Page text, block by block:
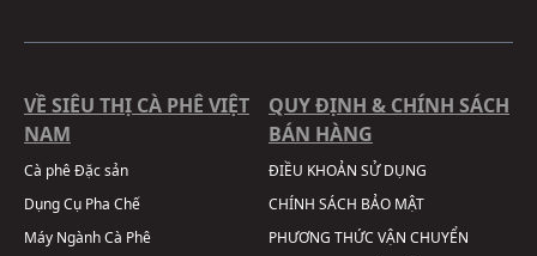
VỀ SIÊU THỊ CÀ PHÊ VIỆT
NAM
Cà phê Đặc sản
Dụng Cụ Pha Chế
Máy Ngành Cà Phê
QUY ĐỊNH & CHÍNH SÁCH
BÁN HÀNG
ĐIỀU KHOẢN SỬ DỤNG
CHÍNH SÁCH BẢO MẬT
PHƯƠNG THỨC VẬN CHUYỂN